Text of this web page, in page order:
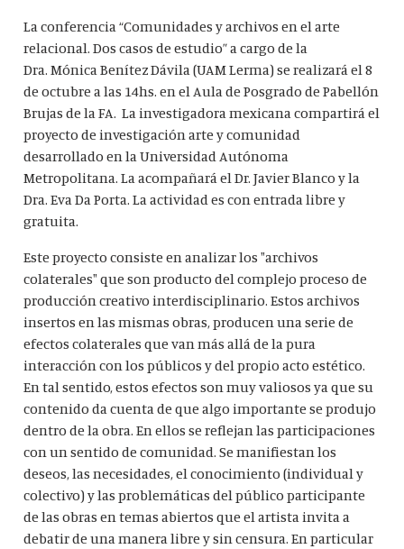
La conferencia “Comunidades y archivos en el arte
relacional. Dos casos de estudio” a cargo de la
Dra. Mónica Benítez Dávila (UAM Lerma) se realizará el 8
de octubre a las 14hs. en el Aula de Posgrado de Pabellón
Brujas de la FA. La investigadora mexicana compartirá el
proyecto de investigación arte y comunidad
desarrollado en la Universidad Autónoma
Metropolitana. La acompañará el Dr. Javier Blanco y la
Dra. Eva Da Porta. La actividad es con entrada libre y
gratuita.
Este proyecto consiste en analizar los "archivos
colaterales" que son producto del complejo proceso de
producción creativo interdisciplinario. Estos archivos
insertos en las mismas obras, producen una serie de
efectos colaterales que van más allá de la pura
interacción con los públicos y del propio acto estético.
En tal sentido, estos efectos son muy valiosos ya que su
contenido da cuenta de que algo importante se produjo
dentro de la obra. En ellos se reflejan las participaciones
con un sentido de comunidad. Se manifiestan los
deseos, las necesidades, el conocimiento (individual y
colectivo) y las problemáticas del público participante
de las obras en temas abiertos que el artista invita a
debatir de una manera libre y sin censura. En particular